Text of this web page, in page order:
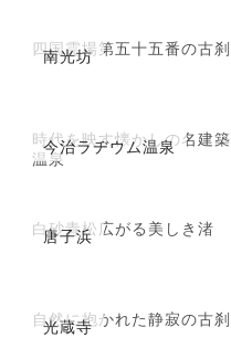
南光坊
四国霊場第五十五番の古刹
今治ラヂウム温泉
時代を映す懐かしの名建築
温泉
唐子浜
白砂青松広がる美しき渚
光蔵寺
自然に抱かれた静寂の古刹